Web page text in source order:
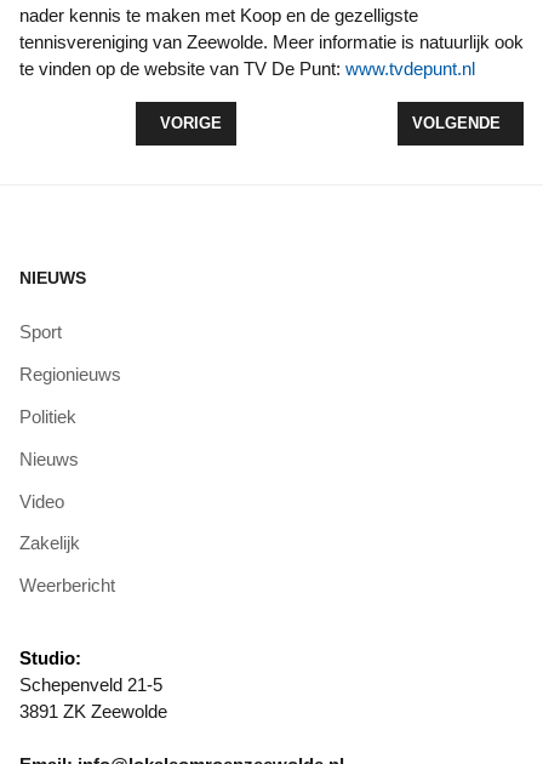
nader kennis te maken met Koop en de gezelligste
tennisvereniging van Zeewolde. Meer informatie is natuurlijk ook
te vinden op de website van TV De Punt: www.tvdepunt.nl
VORIG ARTIKEL: MELD JE AAN VOOR DE GRATIS
VORIGE VOLGENDE
VOLGENDE
NIEUWS
Sport
Regionieuws
Politiek
Nieuws
Video
Zakelijk
Weerbericht
Studio:
Schepenveld 21-5
3891 ZK Zeewolde